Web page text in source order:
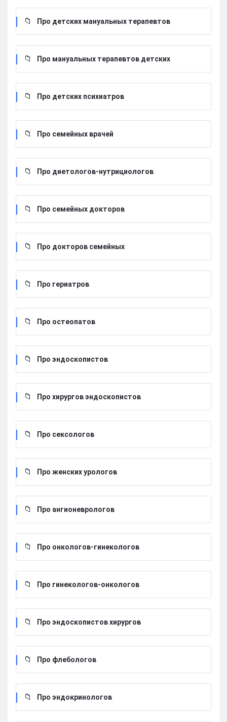
Про детских мануальных терапевтов
Про мануальных терапевтов детских
Про детских психиатров
Про семейных врачей
Про диетологов-нутрициологов
Про семейных докторов
Про докторов семейных
Про гериатров
Про остеопатов
Про эндоскопистов
Про хирургов эндоскопистов
Про сексологов
Про женских урологов
Про ангионеврологов
Про онкологов-гинекологов
Про гинекологов-онкологов
Про эндоскопистов хирургов
Про флебологов
Про эндокринологов